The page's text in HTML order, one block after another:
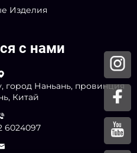
Изделия
с нами
город Наньань, провинция
Китай
6024097